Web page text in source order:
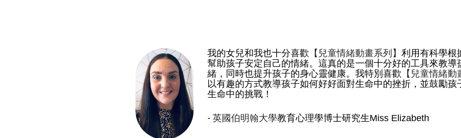
我的女兒和我也十分喜歡 【兒童情緒動畫系列】利用有科學根
幫助孩子安定自己的情緒。這真的是一個十分好的工具來教導
緒，同時也提升孩子的身心靈健康。我特別喜歡 【兒童情緒動
以有趣的方式教導孩子如何好好面對生命中的挫折，並鼓勵
生命中的挑戰！
- 英國伯明翰大學教育心理學博士研究生Miss Elizabeth